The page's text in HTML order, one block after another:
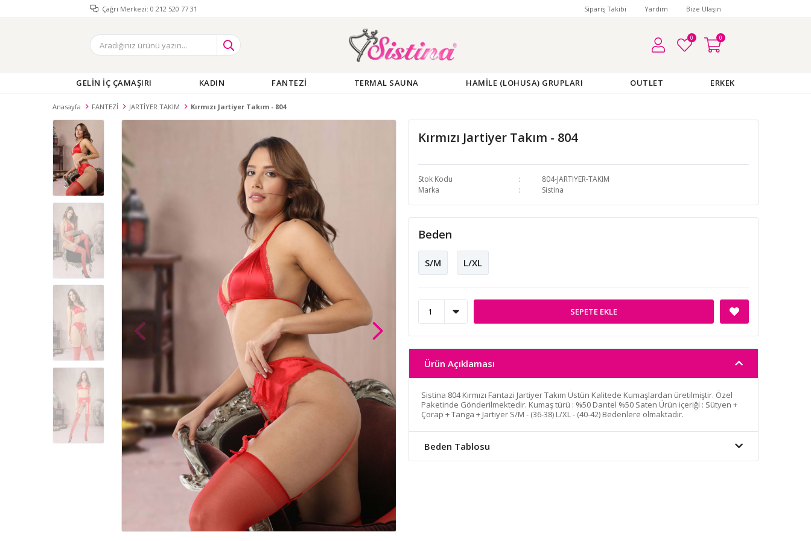
Çağrı Merkezi: 0 212 520 77 31 Sipariş Takibi Yardım Bize Ulaşın
0 0
GELİN İÇ ÇAMAŞIRI KADIN FANTEZİ TERMAL SAUNA HAMİLE (LOHUSA) GRUPLARI OUTLET ERKEK
Anasayfa FANTEZİ JARTİYER TAKIM Kırmızı Jartiyer Takım - 804
Kırmızı Jartiyer Takım - 804
Stok Kodu
804-JARTIYER-TAKIM
Marka
Sistina
Beden
S/M L/XL
SEPETE EKLE
Ürün Açıklaması
Sistina 804 Kırmızı Fantazi Jartiyer Takım Üstün Kalitede Kumaşlardan üretilmiştir. Özel
Paketinde Gönderilmektedir. Kumaş türü : %50 Dantel %50 Saten Ürün içeriği : Sütyen +
Çorap + Tanga + Jartiyer S/M - (36-38) L/XL - (40-42) Bedenlere olmaktadır.
Beden Tablosu